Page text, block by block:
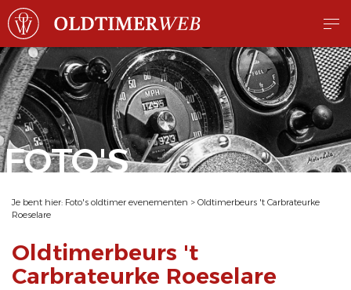
FOTO'S
Je bent hier: Foto's oldtimer evenementen > Oldtimerbeurs 't Carbrateurke
Roeselare
Oldtimerbeurs 't
Carbrateurke Roeselare